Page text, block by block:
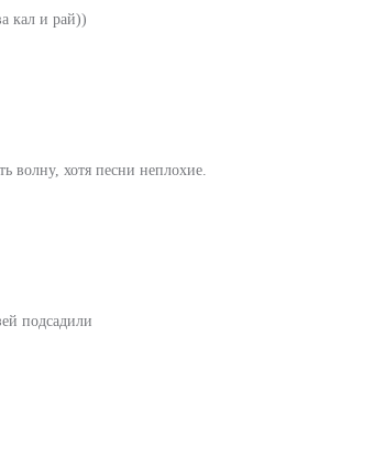
кал и рай))
волну, хотя песни неплохие.
подсадили